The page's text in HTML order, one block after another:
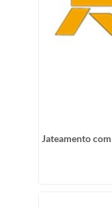
Jateamento